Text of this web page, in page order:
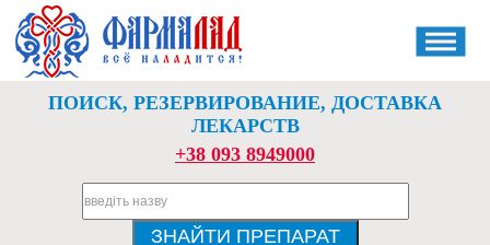
ПОИСК, РЕЗЕРВИРОВАНИЕ, ДОСТАВКА
ЛЕКАРСТВ
+38 093 8949000